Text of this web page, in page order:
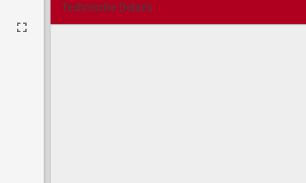
Technische Details